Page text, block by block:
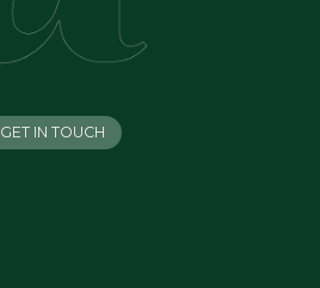
GET IN TOUCH